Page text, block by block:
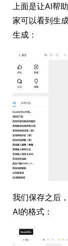
上面是让AI帮
家可以看到生
生成：
我们保存之后
AI的格式：